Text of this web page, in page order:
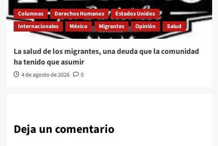
Columnas Derechos Humanos
Estados Unidos
Internacionales
México Migrantes Opinión Salud
La salud de los migrantes, una deuda que la comunidad
ha tenido que asumir
4 de agosto de 2026 0
Deja un comentario